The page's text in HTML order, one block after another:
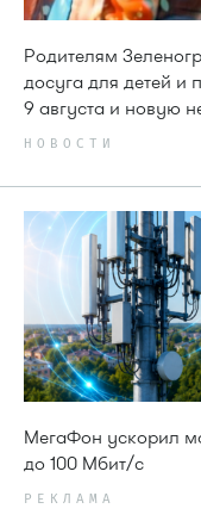
Родителям
досуга для детей и
9 августа и новую
НОВОСТИ
МегаФон ускорил
до 100 Мбит/с
РЕКЛАМА